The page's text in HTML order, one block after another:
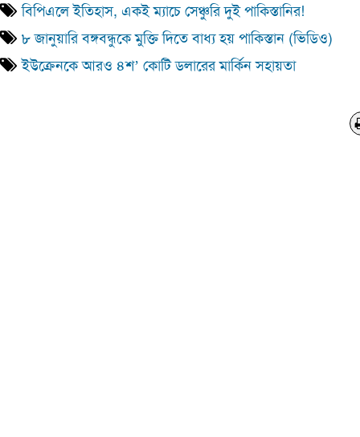
বিপিএলে ইতিহাস, একই ম্যাচে সেঞ্চুরি দুই পাকিস্তানির!
৮ জানুয়ারি বঙ্গবন্ধুকে মুক্তি দিতে বাধ্য হয় পাকিস্তান (ভিডিও)
ইউক্রেনকে আরও ৪শ’ কোটি ডলারের মার্কিন সহায়তা